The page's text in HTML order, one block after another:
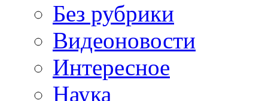
Без рубрики
Видеоновости
Интересное
Наука